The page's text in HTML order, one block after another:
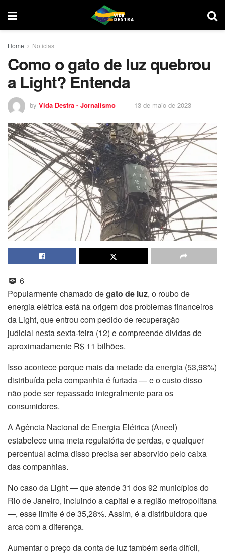
Home Noticias
Como o gato de luz quebrou
a Light? Entenda
by Vida Destra - Jornalismo 13 de maio de 2023
6
Popularmente chamado degato de luz, o roubo de
energia elétrica está na origem dos problemas financeiros
da Light, que entrou com pedido de recuperação
judicial nesta sexta-feira (12) e compreende dividas de
aproximadamente R$ 11 bilhões.
Isso acontece porque mais da metade da energia (53,98%)
distribuída pela companhia é furtada — e o custo disso
não pode ser repassado integralmente para os
consumidores.
A Agência Nacional de Energia Elétrica (Aneel)
estabelece uma meta regulatória de perdas, e qualquer
percentual acima disso precisa ser absorvido pelo caixa
das companhias.
No caso da Light — que atende 31 dos 92 municípios do
Rio de Janeiro, incluindo a capital e a região metropolitana
—, esse limite é de 35,28%. Assim, é a distribuidora que
arca com a diferença.
Aumentar o preço da conta de luz também seria difícil,